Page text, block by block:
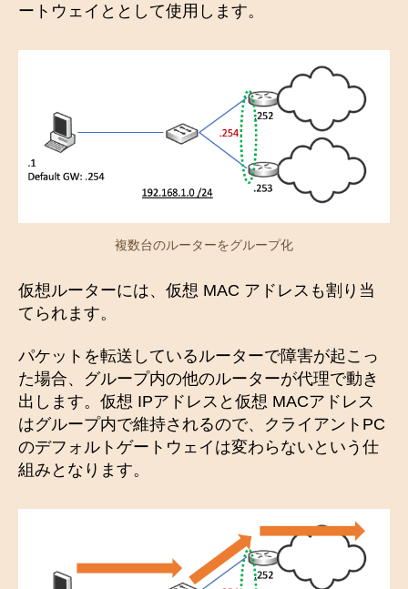
ートウェイととして使用します。
複数台のルーターをグループ化
仮想ルーターには、仮想 MAC アドレスも割り当
てられます。
パケットを転送しているルーターで障害が起こっ
た場合、グループ内の他のルーターが代理で動き
出します。仮想 IPアドレスと仮想 MACアドレス
はグループ内で維持されるので、クライアントPC
のデフォルトゲートウェイは変わらないという仕
組みとなります。